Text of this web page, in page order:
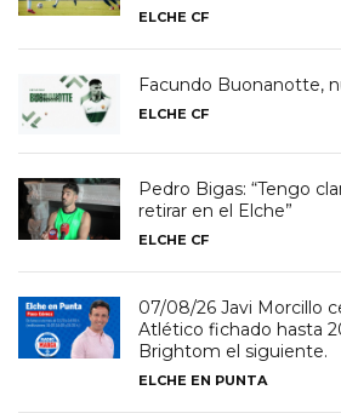
ELCHE CF
Facundo Buonanotte,
ELCHE CF
Pedro Bigas: “Tengo
retirar en el Elche”
ELCHE CF
07/08/26 Javi Morcillo
Atlético fichado hasta
Brightom el siguiente.
ELCHE EN PUNTA